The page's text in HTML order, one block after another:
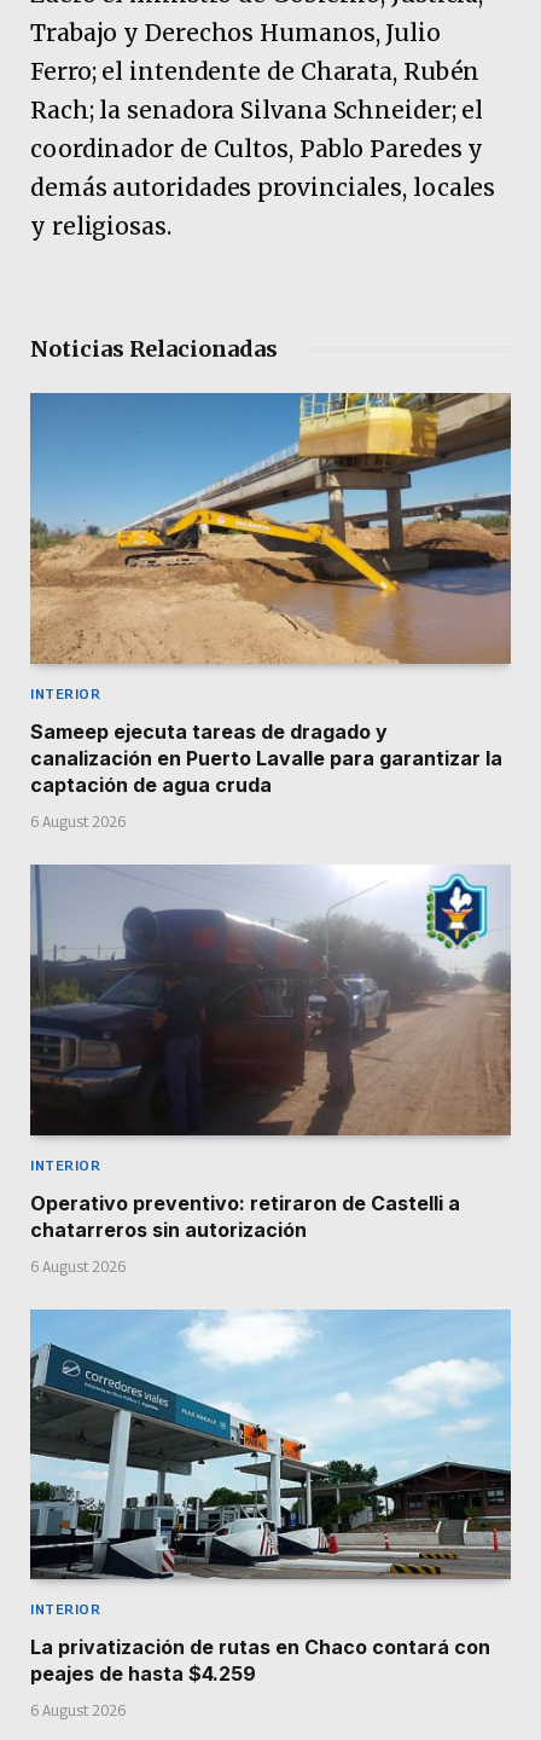
Trabajo y Derechos Humanos, Julio
Ferro; el intendente de Charata, Rubén
Rach; la senadora Silvana Schneider; el
coordinador de Cultos, Pablo Paredes y
demás autoridades provinciales, locales
y religiosas.
Noticias Relacionadas
INTERIOR
Sameep ejecuta tareas de dragado y
canalización en Puerto Lavalle para garantizar la
captación de agua cruda
6 August 2026
INTERIOR
Operativo preventivo: retiraron de Castelli a
chatarreros sin autorización
6 August 2026
INTERIOR
La privatización de rutas en Chaco contará con
peajes de hasta $4.259
6 August 2026